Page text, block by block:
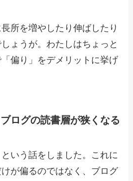
所を増やしたり伸ばしたり
ょうが。わたしはちょっと
偏り」をデメリットに挙げ
ログの読書層が狭くなる
いう話をしました。これに
が偏るのではなく、ブログ